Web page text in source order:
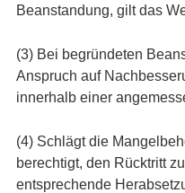
Beanstandung, gilt das
(3) Bei begründeten
Anspruch auf
innerhalb einer
(4) Schlägt die
berechtigt, den Rücktritt
entsprechende